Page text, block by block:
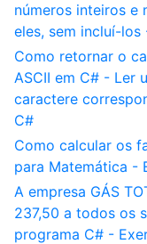
números inteiros e
eles, sem incluí-
Como retornar o
ASCII em C# - Ler
caractere
C#
Como calcular os
para Matemática -
A empresa GÁS
237,50 a todos os
programa C# -